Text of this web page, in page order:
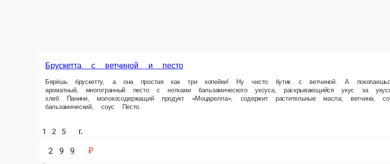
Брускетта с ветчиной и песто
Берёшь брускетту, а она простая как три копейки! Ну чисто бутик с ветчиной. А покопаешься, приподнимешь один слой, другой… А там
укус за укусом по-новому. А ведь так и с людьми. Состав Пшеничный хлеб Панини, молокосодержащий продукт «Моцарелла», содержит
бальзамический, соус Песто.
125 г.
299 ₽